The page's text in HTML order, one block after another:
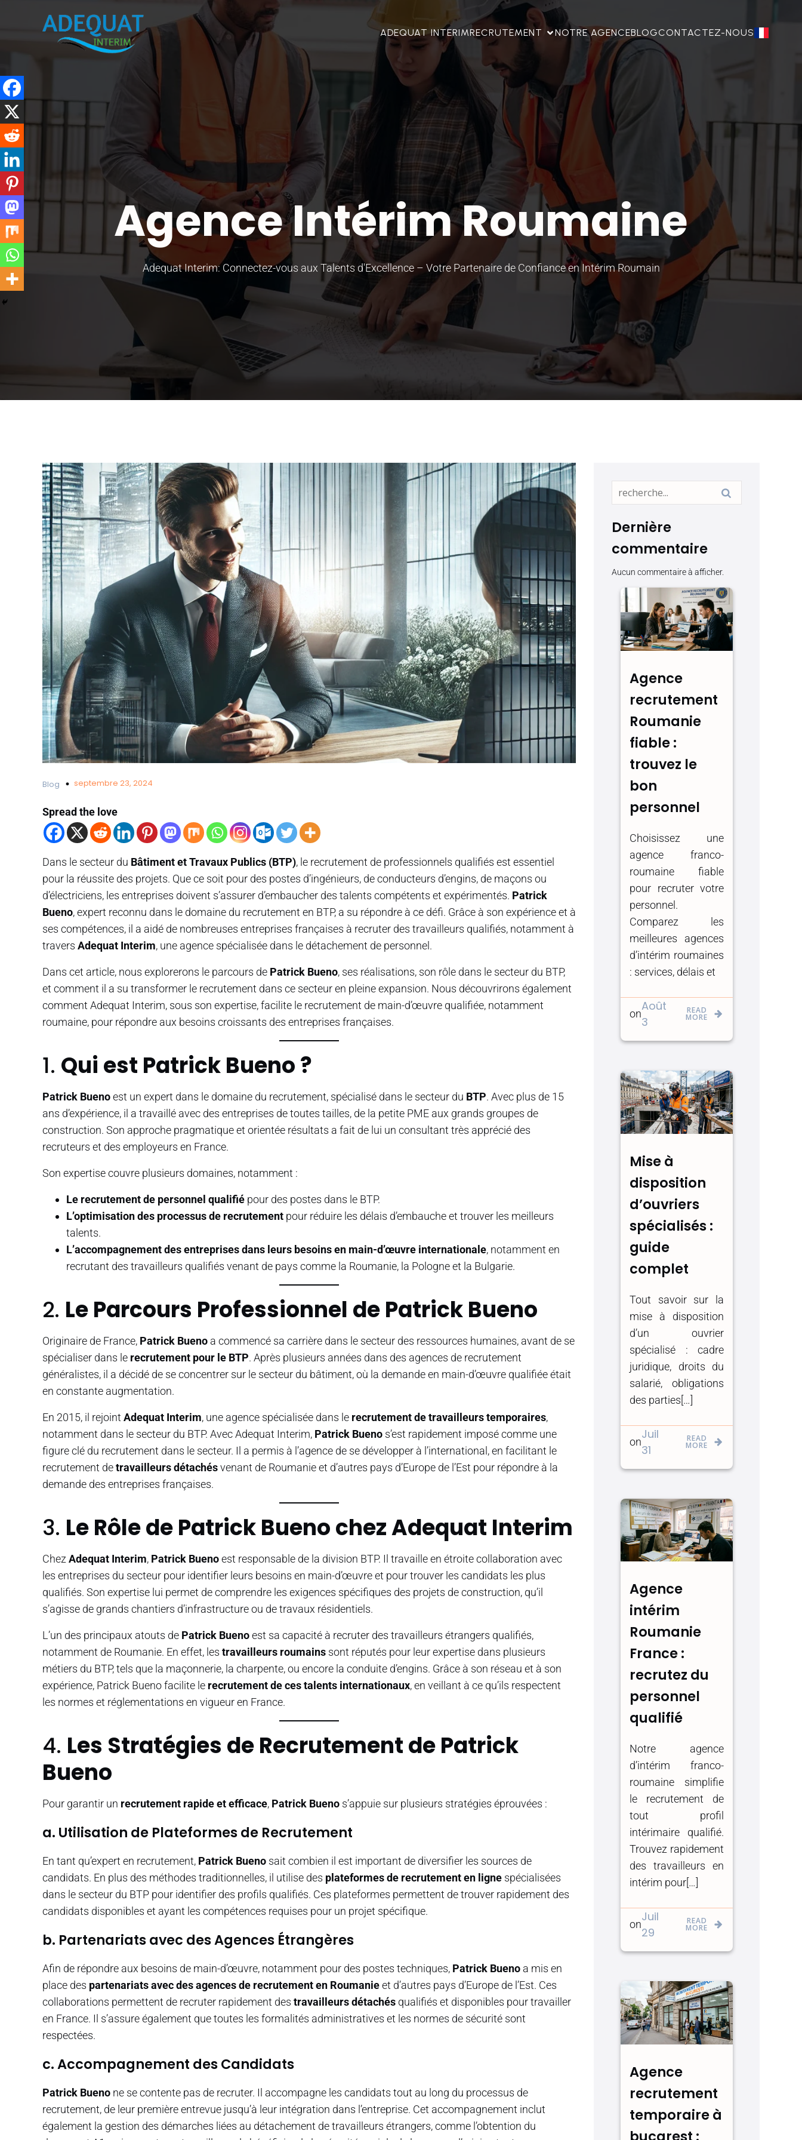
ADEQUAT INTERIMRECRUTEMENT NOTRE AGENCEBLOGCONTACTEZ-NOUS
Agence Intérim Roumaine
Adequat Interim: Connectez-vous aux Talents d'Excellence – Votre Partenaire de Confiance en Intérim Roumain
Blog septembre 23, 2024
Spread the love
Dans le secteur du Bâtiment et Travaux Publics (BTP), le recrutement de professionnels qualifiés est essentiel
pour la réussite des projets. Que ce soit pour des postes d’ingénieurs, de conducteurs d’engins, de maçons ou
d’électriciens, les entreprises doivent s’assurer d’embaucher des talents compétents et expérimentés. Patrick
Bueno, expert reconnu dans le domaine du recrutement en BTP, a su répondre à ce défi. Grâce à son expérience et à
ses compétences, il a aidé de nombreuses entreprises françaises à recruter des travailleurs qualifiés, notamment à
travers Adequat Interim, une agence spécialisée dans le détachement de personnel.
Dans cet article, nous explorerons le parcours de Patrick Bueno, ses réalisations, son rôle dans le secteur du BTP,
et comment il a su transformer le recrutement dans ce secteur en pleine expansion. Nous découvrirons également
comment Adequat Interim, sous son expertise, facilite le recrutement de main-d’œuvre qualifiée, notamment
roumaine, pour répondre aux besoins croissants des entreprises françaises.
1. Qui est Patrick Bueno ?
Patrick Buenoest un expert dans le domaine du recrutement, spécialisé dans le secteur du BTP. Avec plus de 15
ans d’expérience, il a travaillé avec des entreprises de toutes tailles, de la petite PME aux grands groupes de
construction. Son approche pragmatique et orientée résultats a fait de lui un consultant très apprécié des
recruteurs et des employeurs en France.
Son expertise couvre plusieurs domaines, notamment :
Le recrutement de personnel qualifié pour des postes dans le BTP.
L’optimisation des processus de recrutement pour réduire les délais d’embauche et trouver les meilleurs
talents.
L’accompagnement des entreprises dans leurs besoins en main-d’œuvre internationale, notamment en
recrutant des travailleurs qualifiés venant de pays comme la Roumanie, la Pologne et la Bulgarie.
2. Le Parcours Professionnel de Patrick Bueno
Originaire de France, Patrick Bueno a commencé sa carrière dans le secteur des ressources humaines, avant de se
spécialiser dans le recrutement pour le BTP. Après plusieurs années dans des agences de recrutement
généralistes, il a décidé de se concentrer sur le secteur du bâtiment, où la demande en main-d’œuvre qualifiée était
en constante augmentation.
En 2015, il rejoint Adequat Interim, une agence spécialisée dans le recrutement de travailleurs temporaires,
notamment dans le secteur du BTP. Avec Adequat Interim, Patrick Bueno s’est rapidement imposé comme une
figure clé du recrutement dans le secteur. Il a permis à l’agence de se développer à l’international, en facilitant le
recrutement detravailleurs détachésvenant de Roumanie et d’autres pays d’Europe de l’Est pour répondre à la
demande des entreprises françaises.
3. Le Rôle de Patrick Bueno chez Adequat Interim
Chez Adequat Interim, Patrick Buenoest responsable de la division BTP. Il travaille en étroite collaboration avec
les entreprises du secteur pour identifier leurs besoins en main-d’œuvre et pour trouver les candidats les plus
qualifiés. Son expertise lui permet de comprendre les exigences spécifiques des projets de construction, qu’il
s’agisse de grands chantiers d’infrastructure ou de travaux résidentiels.
L’un des principaux atouts de Patrick Buenoest sa capacité à recruter des travailleurs étrangers qualifiés,
notamment de Roumanie. En effet, les travailleurs roumains sont réputés pour leur expertise dans plusieurs
métiers du BTP, tels que la maçonnerie, la charpente, ou encore la conduite d’engins. Grâce à son réseau et à son
expérience, Patrick Bueno facilite le recrutement de ces talents internationaux, en veillant à ce qu’ils respectent
les normes et réglementations en vigueur en France.
4. Les Stratégies de Recrutement de Patrick
Bueno
Pour garantir un recrutement rapide et efficace, Patrick Bueno s’appuie sur plusieurs stratégies éprouvées :
a. Utilisation de Plateformes de Recrutement
En tant qu’expert en recrutement, Patrick Bueno sait combien il est important de diversifier les sources de
candidats. En plus des méthodes traditionnelles, il utilise des plateformes de recrutement en ligne spécialisées
dans le secteur du BTP pour identifier des profils qualifiés. Ces plateformes permettent de trouver rapidement des
candidats disponibles et ayant les compétences requises pour un projet spécifique.
b. Partenariats avec des Agences Étrangères
Afin de répondre aux besoins de main-d’œuvre, notamment pour des postes techniques, Patrick Bueno a mis en
place des partenariats avec des agences de recrutement en Roumanieet d’autres pays d’Europe de l’Est. Ces
collaborations permettent de recruter rapidement des travailleurs détachés qualifiés et disponibles pour travailler
en France. Il s’assure également que toutes les formalités administratives et les normes de sécurité sont
respectées.
c. Accompagnement des Candidats
Patrick Bueno ne se contente pas de recruter. Il accompagne les candidats tout au long du processus de
recrutement, de leur première entrevue jusqu’à leur intégration dans l’entreprise. Cet accompagnement inclut
également la gestion des démarches liées au détachement de travailleurs étrangers, comme l’obtention du
Dernière
commentaire
Aucun commentaire à afficher.
Agence
recrutement
Roumanie
fiable :
trouvez le
bon
personnel
Choisissez une
agence franco-
roumaine fiable
pour recruter votre
personnel.
Comparez les
meilleures agences
d’intérim roumaines
: services, délais et
on
Août
3
READ
MORE
Mise à
disposition
d’ouvriers
spécialisés :
guide
complet
Tout savoir sur la
mise à disposition
d’un ouvrier
spécialisé : cadre
juridique, droits du
salarié, obligations
des parties[…]
on
Juil
31
READ
MORE
Agence
intérim
Roumanie
France :
recrutez du
personnel
qualifié
Notre agence
d’intérim franco-
roumaine simplifie
le recrutement de
tout profil
intérimaire qualifié.
Trouvez rapidement
des travailleurs en
intérim pour[…]
on
Juil
29
READ
MORE
Agence
recrutement
temporaire à